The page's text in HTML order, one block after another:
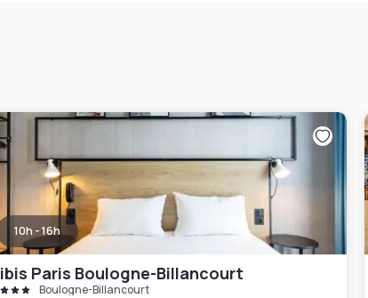
10h - 16h
ibis Paris Boulogne-Billancourt
Boulogne-Billancourt